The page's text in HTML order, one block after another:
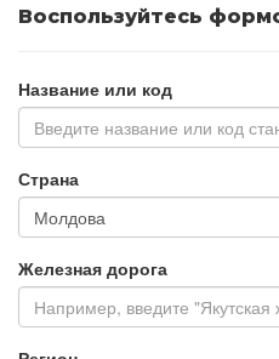
Воспользуйтесь
Название или код
Введите название или код
Страна
Железная дорога